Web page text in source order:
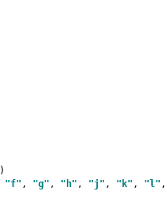
)
"f" , "g" , "h" , "j" , "k" , "l"